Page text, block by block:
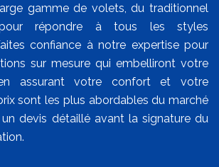
gamme de volets, du traditionnel
répondre à tous les styles
confiance à notre expertise pour
sur mesure qui embelliront votre
assurant votre confort et votre
sont les plus abordables du marché
devis détaillé avant la signature du